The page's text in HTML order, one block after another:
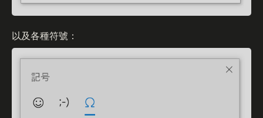
以及各種符號：